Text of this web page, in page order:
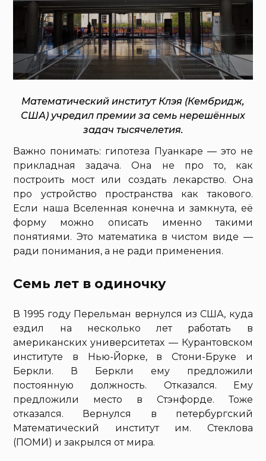
Математический институт Клэя (Кембридж,
США) учредил премии за семь нерешённых
задач тысячелетия.
Важно понимать: гипотеза Пуанкаре — это не
прикладная задача. Она не про то, как
построить мост или создать лекарство. Она
про устройство пространства как такового.
Если наша Вселенная конечна и замкнута, её
форму можно описать именно такими
понятиями. Это математика в чистом виде —
ради понимания, а не ради применения.
Семь лет в одиночку
В 1995 году Перельман вернулся из США, куда
ездил на несколько лет работать в
американских университетах — Курантовском
институте в Нью-Йорке, в Стони-Бруке и
Беркли. В Беркли ему предложили
постоянную должность. Отказался. Ему
предложили место в Стэнфорде. Тоже
отказался. Вернулся в петербургский
Математический институт им. Стеклова
(ПОМИ) и закрылся от мира.